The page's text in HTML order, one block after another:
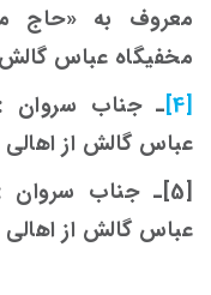
معروف به «حاج
مخفيگاه عباس گالش
[4]
ـ جناب سروان
عباس گالش از اهالی
[5]ـ جناب
عباس گالش از اهالی